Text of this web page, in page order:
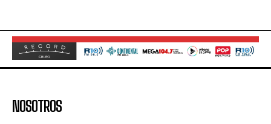
NOSOTROS